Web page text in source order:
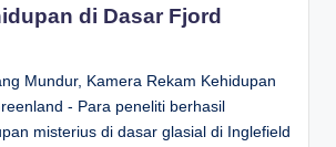
di Dasar Fjord
Mundur, Kamera Rekam Kehidupan
- Para peneliti berhasil
misterius di dasar glasial di Inglefield